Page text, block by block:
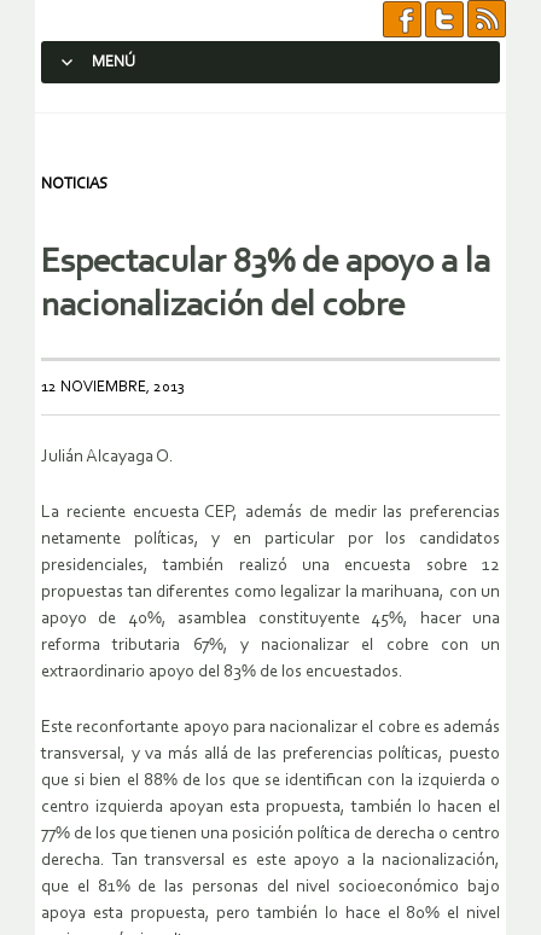
MENÚ
NOTICIAS
Espectacular 83% de apoyo a la
nacionalización del cobre
12 NOVIEMBRE, 2013
Julián Alcayaga O.
La reciente encuesta CEP, además de medir las preferencias
netamente políticas, y en particular por los candidatos
presidenciales, también realizó una encuesta sobre 12
propuestas tan diferentes como legalizar la marihuana, con un
apoyo de 40%, asamblea constituyente 45%, hacer una
reforma tributaria 67%, y nacionalizar el cobre con un
extraordinario apoyo del 83% de los encuestados.
Este reconfortante apoyo para nacionalizar el cobre es además
transversal, y va más allá de las preferencias políticas, puesto
que si bien el 88% de los que se identifican con la izquierda o
centro izquierda apoyan esta propuesta, también lo hacen el
77% de los que tienen una posición política de derecha o centro
derecha. Tan transversal es este apoyo a la nacionalización,
que el 81% de las personas del nivel socioeconómico bajo
apoya esta propuesta, pero también lo hace el 80% el nivel